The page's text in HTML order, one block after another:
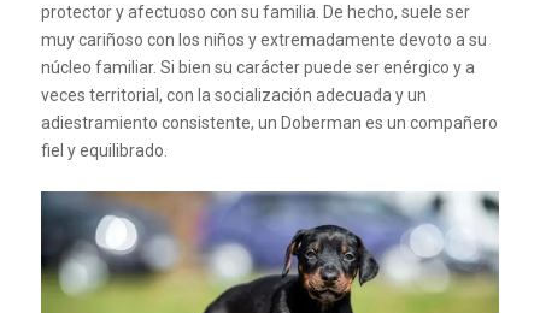
protector y afectuoso con su familia. De hecho, suele ser
muy cariñoso con los niños y extremadamente devoto a su
núcleo familiar. Si bien su carácter puede ser enérgico y a
veces territorial, con la socialización adecuada y un
adiestramiento consistente, un Doberman es un compañero
fiel y equilibrado.